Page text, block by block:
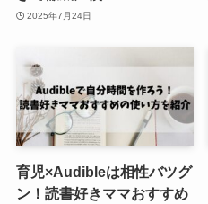
2025年7月24日
育児×Audibleは相性バツグ
ン！読書好きママおすすめ